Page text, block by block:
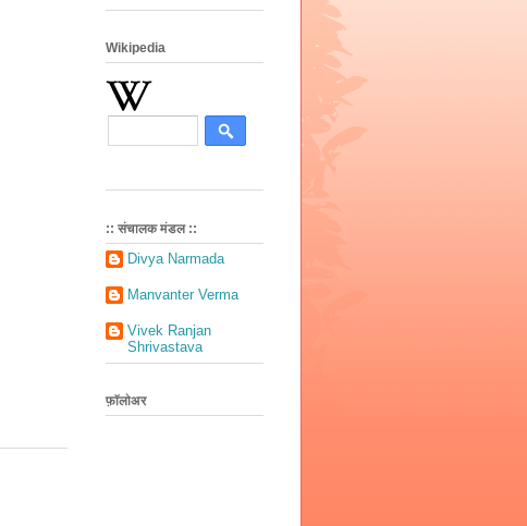
Wikipedia
:: संचालक मंडल ::
Divya Narmada
Manvanter Verma
Vivek Ranjan
Shrivastava
फ़ॉलोअर